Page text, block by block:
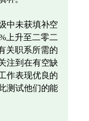
中未获填补空
上升至二零二
关职系所需的
注到在有空缺
作表现优良的
测试他们的能